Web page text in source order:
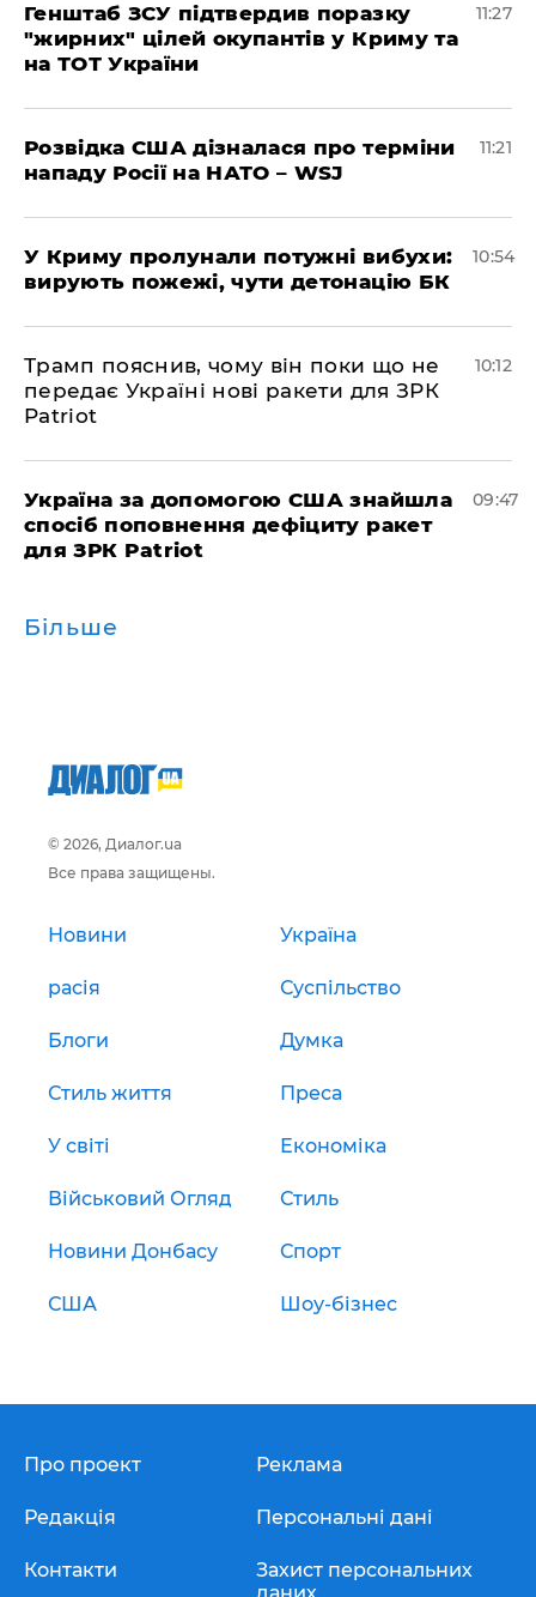
Генштаб ЗСУ підтвердив поразку
"жирних" цілей окупантів у Криму та
на ТОТ України
11:27
Розвідка США дізналася про терміни
нападу Росії на НАТО – WSJ
11:21
У Криму пролунали потужні вибухи:
вирують пожежі, чути детонацію БК
10:54
Трамп пояснив, чому він поки що не
передає Україні нові ракети для ЗРК
Patriot
10:12
Україна за допомогою США знайшла
спосіб поповнення дефіциту ракет
для ЗРК Patriot
09:47
Більше
© 2026, Диалог.ua
Все права защищены.
Новини Україна
расія Суспільство
Блоги Думка
Стиль життя Преса
У світі Економіка
Військовий Огляд Стиль
Новини Донбасу Спорт
США Шоу-бізнес
Про проект
Редакція
Контакти
Реклама
Персональні дані
Захист персональних